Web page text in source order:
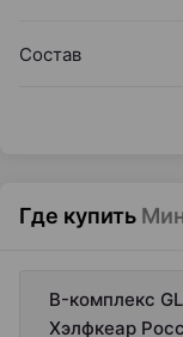
Состав
Где купить
B-комплекс
Хэлфкеар